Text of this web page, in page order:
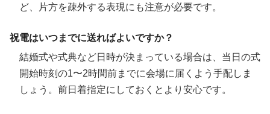
ど、片方を疎外する表現にも注意が必要です。
祝電はいつまでに送ればよいですか？
結婚式や式典など日時が決まっている場合は、当日の式
開始時刻の1〜2時間前までに会場に届くよう手配しま
しょう。前日着指定にしておくとより安心です。